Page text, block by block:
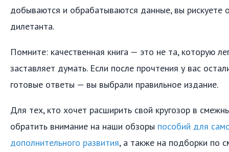
добываются и обрабатываются данные, вы рискуете
дилетанта.
Помните: качественная книга — это не та, которую
заставляет думать. Если после прочтения у вас
готовые ответы — вы выбрали правильное издание.
Для тех, кто хочет расширить свой кругозор в
обратить внимание на наши обзоры пособий для
дополнительного развития, а также на подборки по